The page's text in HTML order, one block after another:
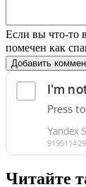
Если вы что-то
помечен как
Добавить
Читайте